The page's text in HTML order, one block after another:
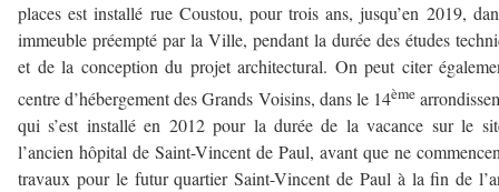
places est installé rue Coustou, pour trois ans, jusqu’en 2019,
immeuble préempté par la Ville, pendant la durée des études
et de la conception du projet architectural. On peut citer
centre d’hébergement des Grands Voisins, dans le 14ème
qui s’est installé en 2012 pour la durée de la vacance sur le
l’ancien hôpital de Saint-Vincent de Paul, avant que ne
travaux pour le futur quartier Saint-Vincent de Paul à la fin de